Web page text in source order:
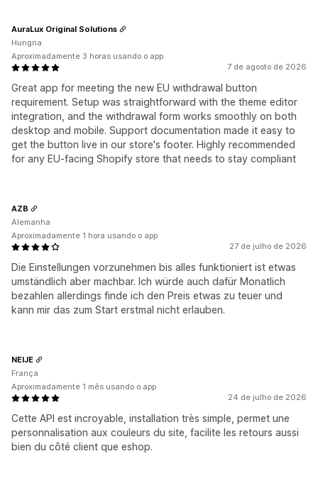
7 de agosto de 2026
Great app for meeting the new EU withdrawal button
requirement. Setup was straightforward with the theme editor
integration, and the withdrawal form works smoothly on both
desktop and mobile. Support documentation made it easy to
get the button live in our store's footer. Highly recommended
for any EU-facing Shopify store that needs to stay compliant
AuraLux Original Solutions
Hungria
Aproximadamente 3 horas usando o app
27 de julho de 2026
Die Einstellungen vorzunehmen bis alles funktioniert ist etwas
umständlich aber machbar. Ich würde auch dafür Monatlich
bezahlen allerdings finde ich den Preis etwas zu teuer und
kann mir das zum Start erstmal nicht erlauben.
AZB
Alemanha
Aproximadamente 1 hora usando o app
24 de julho de 2026
Cette API est incroyable, installation très simple, permet une
personnalisation aux couleurs du site, facilite les retours aussi
bien du côté client que eshop.
NEIJE
França
Aproximadamente 1 mês usando o app